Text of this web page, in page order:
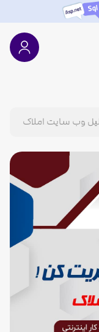
وب سایت املاک